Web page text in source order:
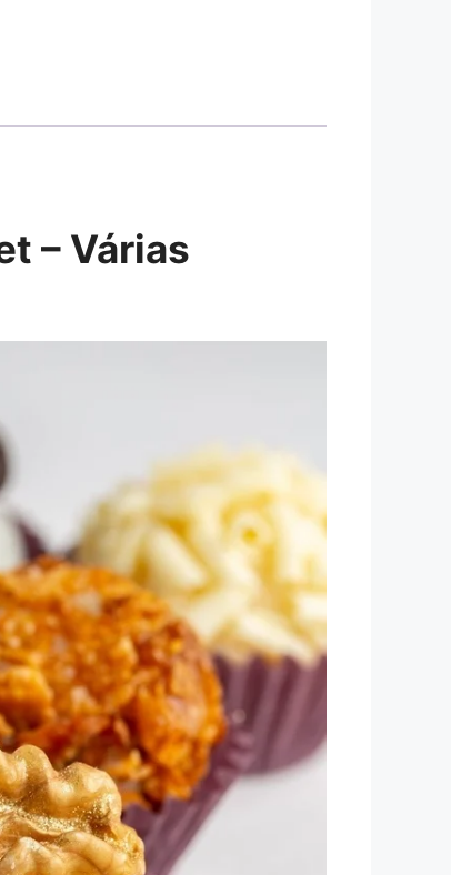
– Várias